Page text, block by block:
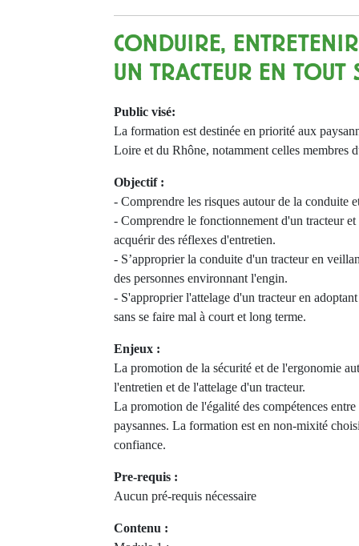
CONDUIRE,
UN TRACTEUR EN TOUT
Public visé:
La formation est destinée en priorité aux
Loire et du Rhône, notamment celles membres
Objectif :
- Comprendre les risques autour de la conduite
- Comprendre le fonctionnement d'un tracteur et
acquérir des réflexes d'entretien.
- S’approprier la conduite d'un tracteur en
des personnes environnant l'engin.
- S'approprier l'attelage d'un tracteur en
sans se faire mal à court et long terme.
Enjeux :
La promotion de la sécurité et de l'ergonomie
l'entretien et de l'attelage d'un tracteur.
La promotion de l'égalité des compétences entre
paysannes. La formation est en non-mixité
confiance.
Pre-requis :
Aucun pré-requis nécessaire
Contenu :